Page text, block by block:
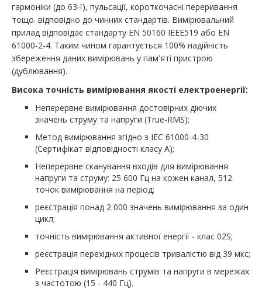
гармоніки (до 63-ї), пульсації, короткочасні переривання
тощо. відповідно до чинних стандартів. Вимірювальний
прилад відповідає стандарту EN 50160 IEEE519 або EN
61000-2-4. Таким чином гарантується 100% надійність
збереження даних вимірювань у пам'яті пристрою
(дублювання).
Висока точність вимірювання якості електроенергії:
Неперервне вимірювання достовірних діючих
значень струму та напруги (True-RMS);
Метод вимірювання згідно з IEC 61000-4-30
(Сертифікат відповідності класу А);
Неперервне сканування входів для вимірювання
напруги та струму: 25 600 Гц на кожен канал, 512
точок вимірювання на період;
реєстрація понад 2 000 значень вимірювання за один
цикл;
точність вимірювання активної енергії - клас 02S;
реєстрація перехідних процесів тривалістю від 39 мкс;
Реєстрація вимірювань струмів та напруги в мережах
з частотою (15 - 440 Гц).